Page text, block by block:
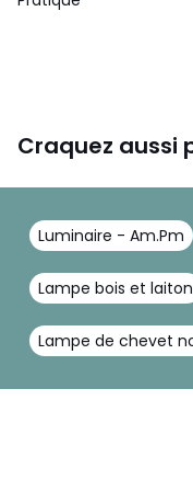
Craquez aussi
Luminaire - Am.Pm
Lampe bois et laiton
Lampe de chevet